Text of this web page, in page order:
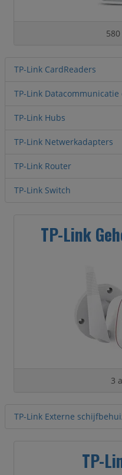
TP-Link CardReaders
TP-Link Datacommunicatie
TP-Link Hubs
TP-Link Netwerkadapters
TP-Link Router
TP-Link Switch
TP-Link
3
TP-Link Externe
TP-